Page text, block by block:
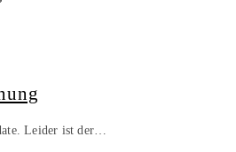
Leider ist der…